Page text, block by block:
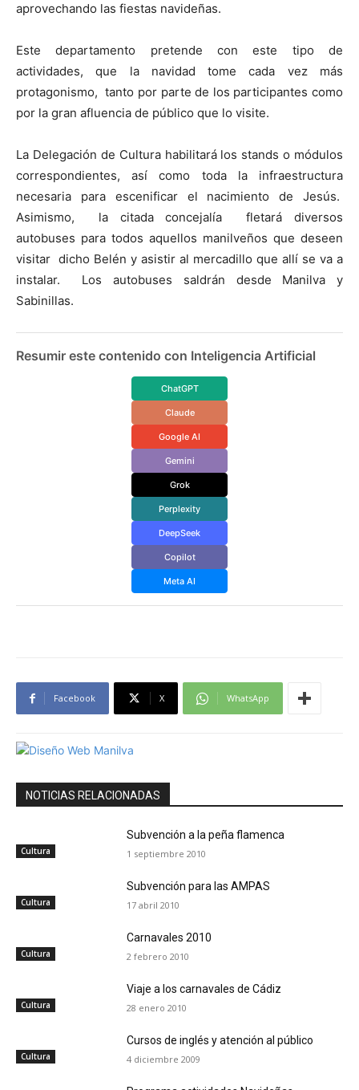
aprovechando las fiestas navideñas.
Este departamento pretende con este tipo de
actividades, que la navidad tome cada vez más
protagonismo, tanto por parte de los participantes como
por la gran afluencia de público que lo visite.
La Delegación de Cultura habilitará los stands o módulos
correspondientes, así como toda la infraestructura
necesaria para escenificar el nacimiento de Jesús.
Asimismo, la citada concejalía fletará diversos
autobuses para todos aquellos manilveños que deseen
visitar dicho Belén y asistir al mercadillo que allí se va a
instalar. Los autobuses saldrán desde Manilva y
Sabinillas.
Resumir este contenido con Inteligencia Artificial
ChatGPT
Claude
Google AI
Gemini
Grok
Perplexity
DeepSeek
Copilot
Meta AI
Facebook X WhatsApp
NOTICIAS RELACIONADAS
Cultura
Subvención a la peña flamenca
1 septiembre 2010
Cultura
Subvención para las AMPAS
17 abril 2010
Cultura
Carnavales 2010
2 febrero 2010
Cultura
Viaje a los carnavales de Cádiz
28 enero 2010
Cultura
Cursos de inglés y atención al público
4 diciembre 2009